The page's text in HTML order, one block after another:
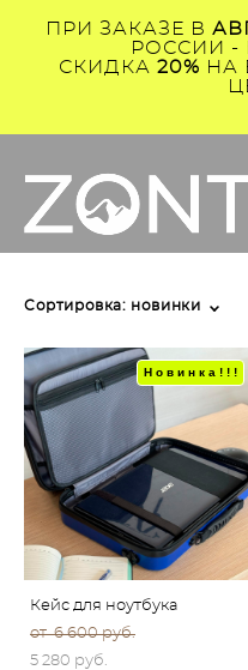
ПРИ ЗАКАЗЕ В
РОССИИ -
СКИДКА 20% НА
Сортировка: новинки
Новинка!!!
Кейс для ноутбука
от 6 600 pуб.
5 280 pуб.